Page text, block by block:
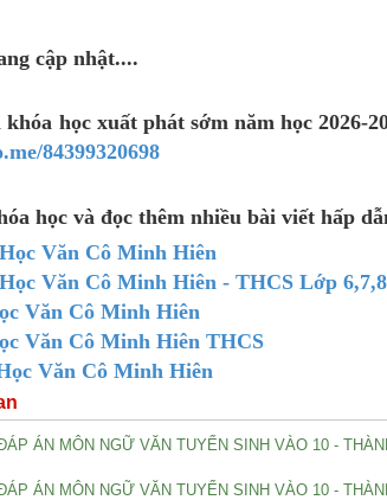
cập nhật....
khóa học xuất phát sớm năm học 2026-
84399320698
học và đọc thêm nhiều bài viết hấp
Văn Cô Minh Hiên
Văn Cô Minh Hiên - THCS Lớp
Văn Cô Minh Hiên
Văn Cô Minh Hiên THCS
Văn Cô Minh Hiên
ÁN MÔN NGỮ VĂN TUYỂN SINH VÀO 10 -
ÁN MÔN NGỮ VĂN TUYỂN SINH VÀO 10 -